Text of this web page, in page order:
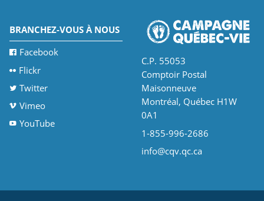
BRANCHEZ-VOUS À NOUS
Facebook
Flickr
Twitter
Vimeo
YouTube
C.P. 55053
Comptoir Postal
Maisonneuve
Montréal, Québec H1W
0A1
1-855-996-2686
info@cqv.qc.ca